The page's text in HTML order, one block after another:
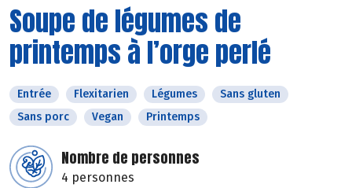
Soupe de légumes de
printemps à l’orge perlé
Entrée Flexitarien Légumes
Sans gluten
Sans porc
Vegan Printemps
Nombre de personnes
4 personnes